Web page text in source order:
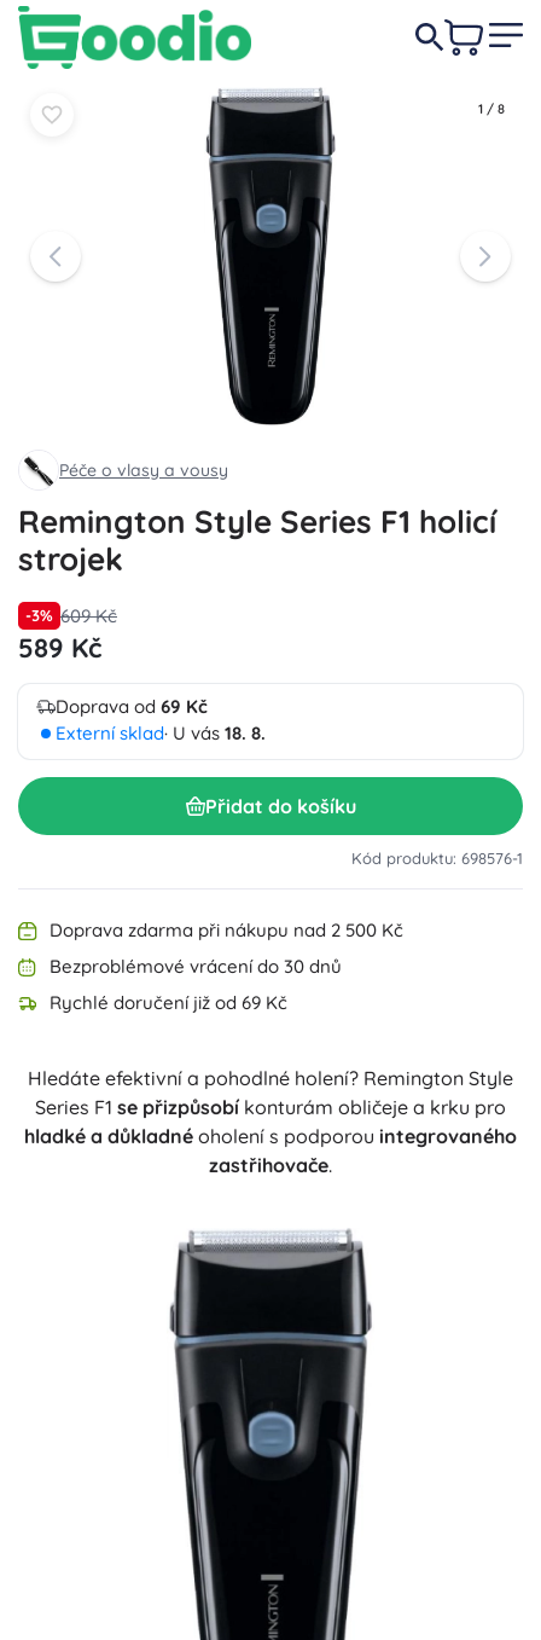
1 / 8
Péče o vlasy a vousy
Remington Style Series F1 holicí
strojek
-3% 609 Kč
589 Kč
Doprava od 69 Kč
Externí sklad· U vás 18. 8.
Přidat do košíku
Kód produktu: 698576-1
Doprava zdarma při nákupu nad 2 500 Kč
Bezproblémové vrácení do 30 dnů
Rychlé doručení již od 69 Kč
Hledáte efektivní a pohodlné holení? Remington Style
Series F1 se přizpůsobí konturám obličeje a krku pro
hladké a důkladné oholení s podporou integrovaného
zastřihovače.
-3% 609 Kč
589 Kč Do košíku